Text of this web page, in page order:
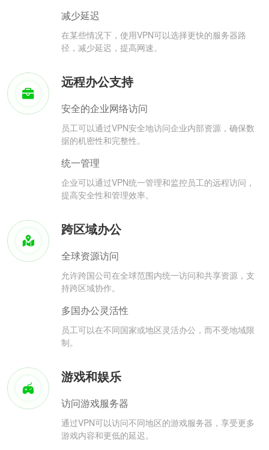
减少延迟
在某些情况下，使用VPN可以选择更快的服务器路
径，减少延迟，提高网速。
远程办公支持
安全的企业网络访问
员工可以通过VPN安全地访问企业内部资源，确保数
据的机密性和完整性。
统一管理
企业可以通过VPN统一管理和监控员工的远程访问，
提高安全性和管理效率。
跨区域办公
全球资源访问
允许跨国公司在全球范围内统一访问和共享资源，支
持跨区域协作。
多国办公灵活性
员工可以在不同国家或地区灵活办公，而不受地域限
制。
游戏和娱乐
访问游戏服务器
通过VPN可以访问不同地区的游戏服务器，享受更多
游戏内容和更低的延迟。